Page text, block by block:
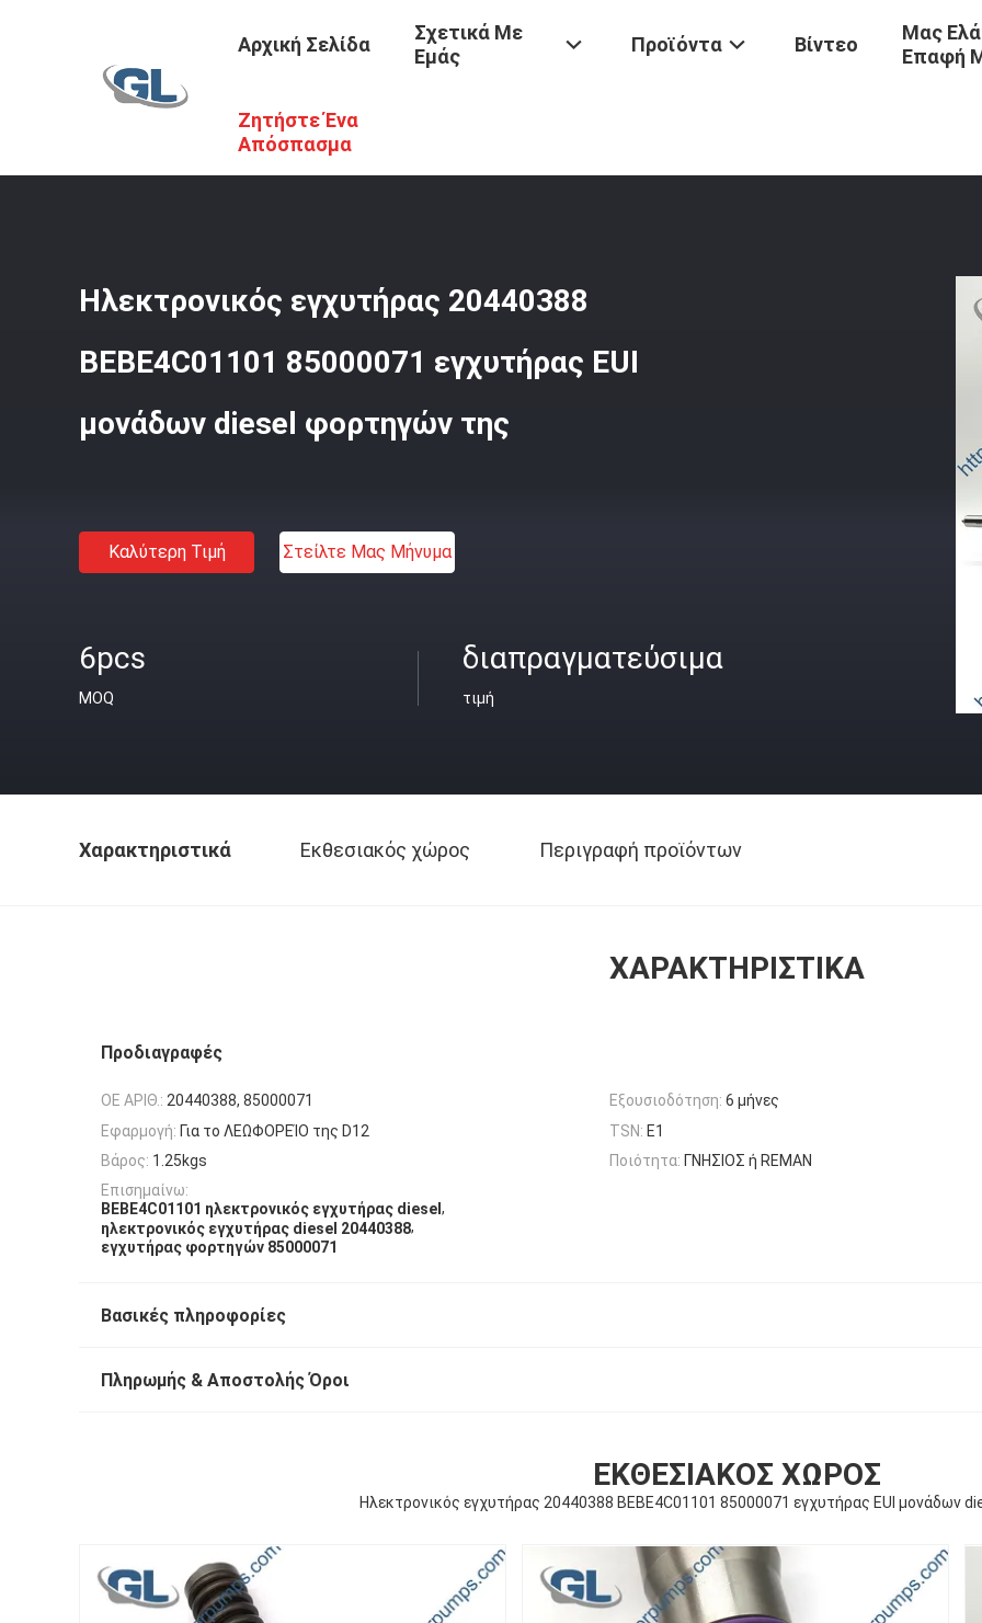
Αρχική Σελίδα
Σχετικά Με
Εμάς
Προϊόντα Βίντεο
Μας
Επαφή
Ζητήστε Ένα
Απόσπασμα
Προϊόντα / Εισχυτήρες Για Φορτηγά VO-LVO
Ηλεκτρονικός εγχυτήρας 20440388
BEBE4C01101 85000071 εγχυτήρας EUI
μονάδων diesel φορτηγών της
Καλύτερη Τιμή Στείλτε Μας Μήνυμα
6pcs
MOQ
διαπραγματεύσιμα
τιμή
Χαρακτηριστικά Εκθεσιακός χώρος Περιγραφή προϊόντων
ΧΑΡΑΚΤΗΡΙΣΤΙΚΆ
Προδιαγραφές
OE ΑΡΙΘ.: 20440388, 85000071 Εξουσιοδότηση: 6 μήνες
Εφαρμογή: Για το ΛΕΩΦΟΡΕΊΟ της D12 TSN: E1
Βάρος: 1.25kgs Ποιότητα: ΓΝΗΣΙΟΣ ή REMAN
Επισημαίνω:
BEBE4C01101 ηλεκτρονικός εγχυτήρας diesel ,
ηλεκτρονικός εγχυτήρας diesel 20440388,
εγχυτήρας φορτηγών 85000071
Βασικές πληροφορίες
Πληρωμής & Αποστολής Όροι
ΕΚΘΕΣΙΑΚΌΣ ΧΏΡΟΣ
Ηλεκτρονικός εγχυτήρας 20440388 BEBE4C01101 85000071 εγχυτήρας EUI μονάδων